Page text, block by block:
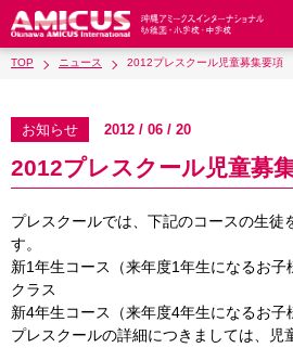
教育理念
教職員紹介 校歌
学校施設紹介
沿革・概要
寄付のお願い
幼稚園
幼稚園 預か
制服 サポ
スクールバス SHinE
学費・諸費一覧 入園
キッ
学童クラブ 制服
サポートランチ スク
中学校
中学校
放課後学習クラブ 卒業
入園・入学について
募集要項 編入
お知らせ 採用情報
TOP ニュース 2012プレスクール児童募集要項
お知らせ 2012 / 06 / 20
2012プレスクール児童募
プレスクールでは、下記のコースの生徒
す。
新1年生コース（来年度1年生になるお子
クラス
新4年生コース（来年度4年生になるお子
プレスクールの詳細につきましては、児